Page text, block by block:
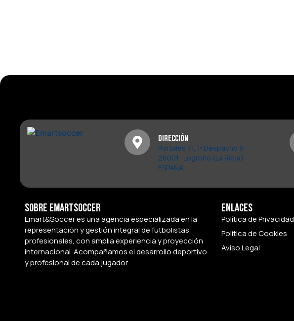
Dirección
Portales 71, 1º Despacho 8
26001 · Logroño (La Rioja)
ESPAÑA
Sobre Emartsoccer
Emart&Soccer es una agencia especializada en la
representación y gestión integral de futbolistas
profesionales, con amplia experiencia y proyección
internacional. Acompañamos el desarrollo deportivo
y profesional de cada jugador.
Enlaces
Política de Privacidad
Política de Cookies
Aviso Legal